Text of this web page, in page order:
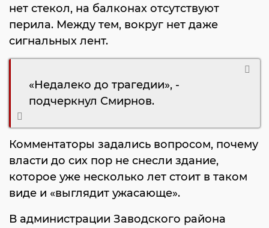
нет стекол, на балконах отсутствуют
перила. Между тем, вокруг нет даже
сигнальных лент.
«Недалеко до трагедии», -
подчеркнул Смирнов.
Комментаторы задались вопросом, почему
власти до сих пор не снесли здание,
которое уже несколько лет стоит в таком
виде и «выглядит ужасающе».
В администрации Заводского района